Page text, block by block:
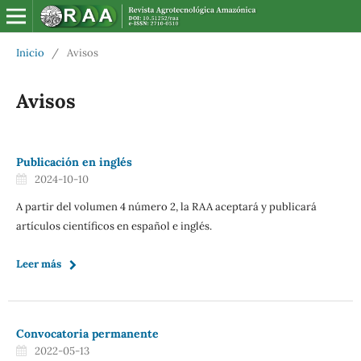
Inicio / Avisos
Avisos
Publicación en inglés
2024-10-10
A partir del volumen 4 número 2, la RAA aceptará y publicará
artículos científicos en español e inglés.
Leer más
Convocatoria permanente
2022-05-13